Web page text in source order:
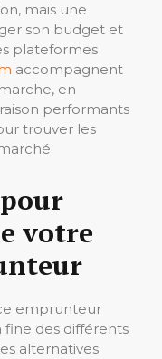
mais une
son budget et
plateformes
accompagnent
en
performants
trouver les
votre
emprunteur
des différents
alternatives